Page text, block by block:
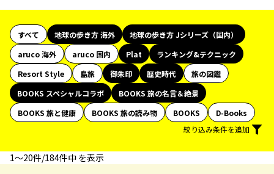
すべて 地球の歩き方 海外
地球の歩き方 Jシリーズ（国内）
aruco 海外
aruco 国内 Plat
ランキング&テクニック
Resort Style
島旅 御朱印 歴史時代
旅の図鑑
BOOKS スペシャルコラボ
BOOKS 旅の名言＆絶景
BOOKS 旅と健康
BOOKS 旅の読み物 BOOKS
D-Books
絞り込み条件を追加
1〜20件/184件中 を表示